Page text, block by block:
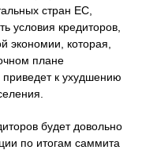
стран ЕС,
условия кредиторов,
экономии, которая,
плане
приведет к ухудшению
будет довольно
по итогам саммита